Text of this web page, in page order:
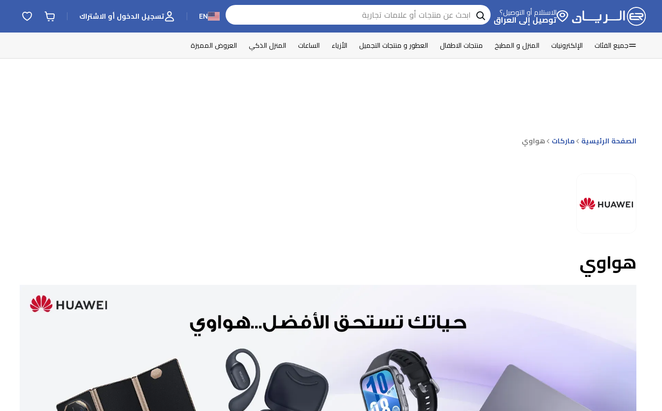
الاستلام أو التوصيل؟
توصيل إلى العراق EN تسجيل الدخول أو الاشتراك
جميع الفئات الإلكترونيات المنزل و المطبخ منتجات الاطفال العطور و منتجات التجميل الأزياء الساعات المنزل الذكي العروض المميزة
الصفحة الرئيسية ماركات هواوي
هواوي